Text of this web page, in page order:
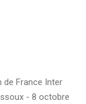
de France Inter
- 8 octobre